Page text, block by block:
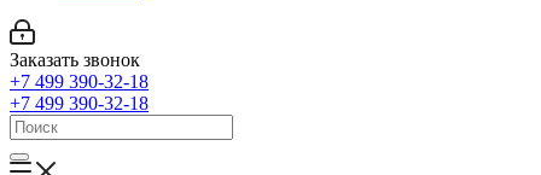
Заказать звонок
+7 499 390-32-18
+7 499 390-32-18